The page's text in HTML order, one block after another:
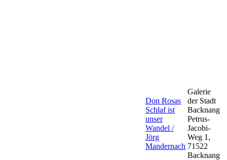
Don Rosas
Schlaf ist
unser
Wandel /
Jörg
Mandernach
Galerie
der Stadt
Backnang
Petrus-
Jacobi-
Weg 1,
71522
Backnang